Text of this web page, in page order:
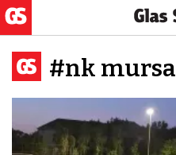
#nk mursa